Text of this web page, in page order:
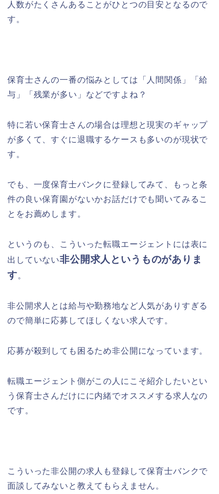
人数がたくさんあることがひとつの目安となるので
す。
保育士さんの一番の悩みとしては「人間関係」「給
与」「残業が多い」などですよね？
特に若い保育士さんの場合は理想と現実のギャップ
が多くて、すぐに退職するケースも多いのが現状で
す。
でも、一度保育士バンクに登録してみて、もっと条
件の良い保育園がないかお話だけでも聞いてみるこ
とをお薦めします。
というのも、こういった転職エージェントには表に
出していない非公開求人というものがありま
す。
非公開求人とは給与や勤務地など人気がありすぎる
ので簡単に応募してほしくない求人です。
応募が殺到しても困るため非公開になっています。
転職エージェント側がこの人にこそ紹介したいとい
う保育士さんだけにに内緒でオススメする求人なの
です。
こういった非公開の求人も登録して保育士バンクで
面談してみないと教えてもらえません。